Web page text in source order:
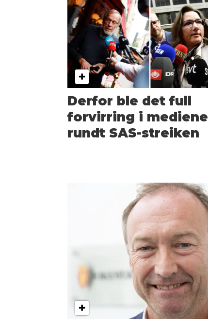
Derfor ble det full
forvirring i mediene
rundt SAS-streiken